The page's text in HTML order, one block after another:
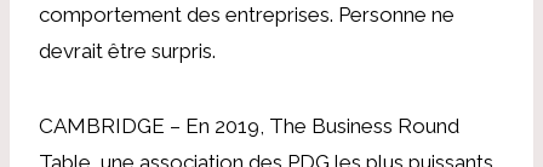
comportement des entreprises. Personne ne
devrait être surpris.
CAMBRIDGE – En 2019, The Business Round
Table, une association des PDG les plus puissants